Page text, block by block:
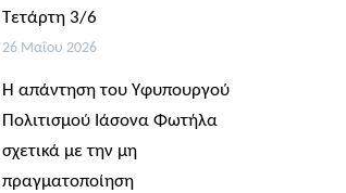
Τετάρτη 3/6
26 Μαΐου 2026
Η απάντηση του Υφυπουργού
Πολιτισμού Ιάσονα Φωτήλα
σχετικά με την μη
πραγματοποίηση